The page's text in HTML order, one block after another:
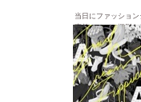
当日にファッション
事前にモデル撮影